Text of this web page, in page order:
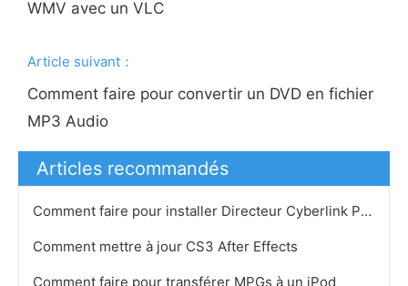
WMV avec un VLC
Article suivant：
Comment faire pour convertir un DVD en fichier
MP3 Audio
Articles recommandés
Comment faire pour installer Directeur Cyberlink Power sur un PC Vista
Comment mettre à jour CS3 After Effects
Comment faire pour transférer MPGs à un iPod